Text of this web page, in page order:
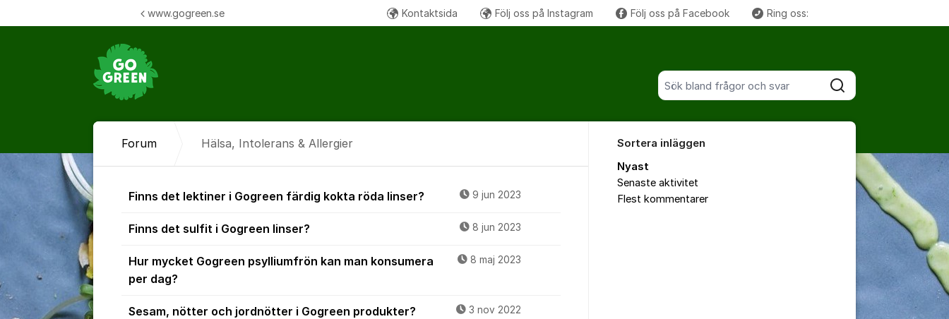
Sök bland alla inlägg
Sök
www.gogreen.se Kontaktsida Följ oss på Instagram Följ oss på Facebook Ring oss:Fler supportlänkar
Forum Hälsa, Intolerans & Allergier
Hälsa, Intolerans & Allergier
Finns det lektiner i Gogreen färdig kokta röda linser? 9 jun 2023
Finns det sulfit i Gogreen linser? 8 jun 2023
Hur mycket Gogreen psylliumfrön kan man konsumera
per dag?
8 maj 2023
Sesam, nötter och jordnötter i Gogreen produkter? 3 nov 2022
Sortera inläggen
Nyast
Senaste aktivitet
Flest kommentarer